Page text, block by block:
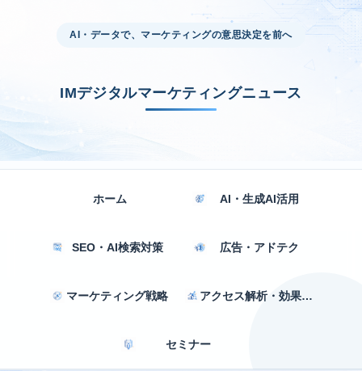
AI・データで、マーケティングの意思決定を前へ
IMデジタルマーケティングニュース
ホーム AI・生成AI活用
SEO・AI検索対策 広告・アドテク
マーケティング戦略 アクセス解析・効果測定
セミナー